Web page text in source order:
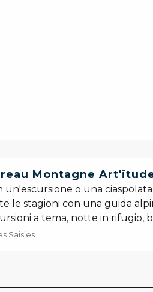
Montagne
un'escursione o una
le stagioni con una guida
a tema, notte in rifugio,
Saisies